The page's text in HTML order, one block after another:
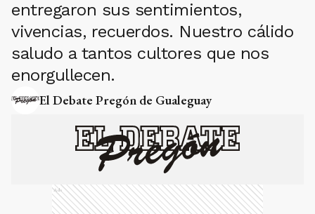
entregaron sus sentimientos,
vivencias, recuerdos. Nuestro cálido
saludo a tantos cultores que nos
enorgullecen.
El Debate Pregón de Gualeguay
Ads